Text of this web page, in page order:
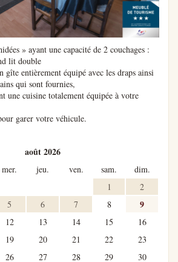
» ayant une capacité de 2 couchages :
lit double
gîte entièrement équipé avec les draps ainsi
qui sont fournies,
une cuisine totalement équipée à votre
garer votre véhicule.
août 2026
mer. jeu. ven. sam.
dim.
1
2
5 6 7 8
9
12 13 14 15
16
19 20 21 22
23
26 27 28 29 30